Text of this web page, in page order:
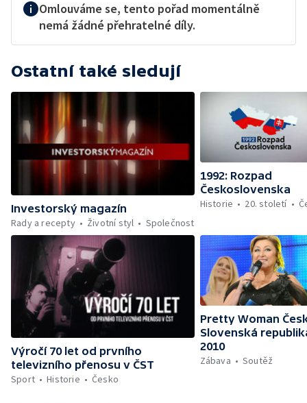
Omlouváme se, tento pořad momentálně
nemá žádné přehratelné díly.
Ostatní také sledují
Investorský magazín
Rady a recepty
Životní styl Společnost
1992: Rozpad
Československa
Historie
20. století
Výročí 70 let od prvního
televizního přenosu v ČST
Sport
Historie Česko
Pretty Woman
Slovenská
2010
Zábava
Soutěž